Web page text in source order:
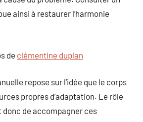
ainsi à restaurer l’harmonie
de clémentine duplan
repose sur l’idée que le corps
propres d’adaptation. Le rôle
donc de accompagner ces